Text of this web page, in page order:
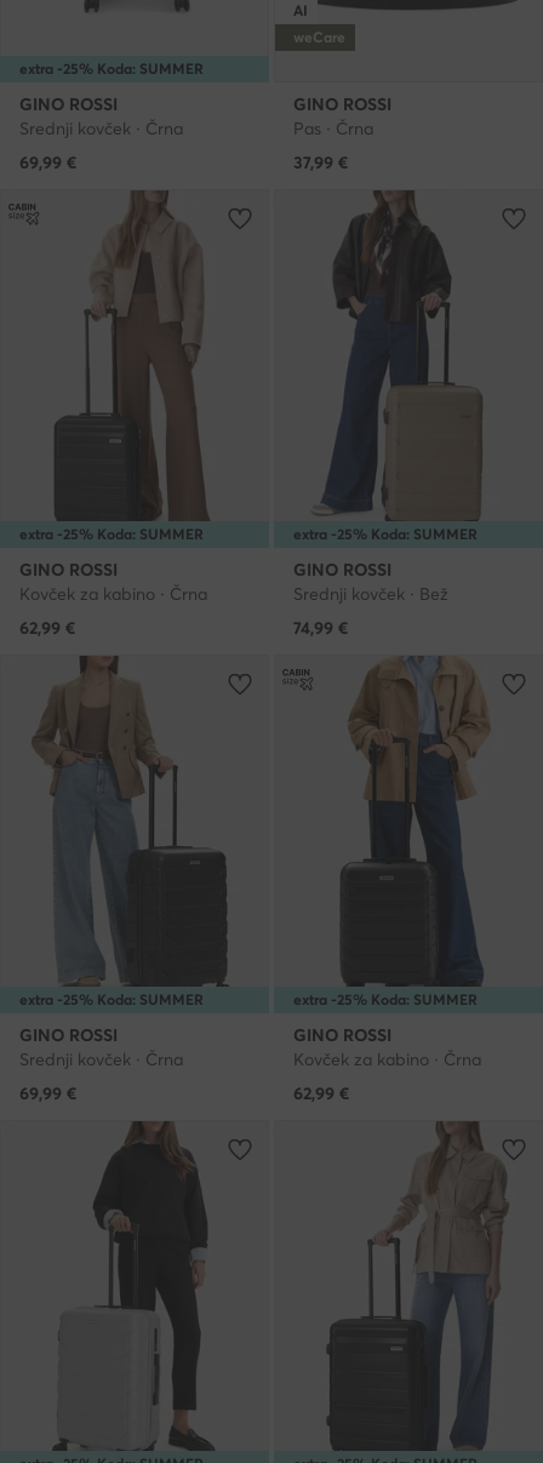
extra -25% Koda: SUMMER
GINO ROSSI
Srednji kovček · Črna
69,99 €
AI
weCare
GINO ROSSI
Pas · Črna
37,99 €
extra -25% Koda: SUMMER
GINO ROSSI
Kovček za kabino · Črna
62,99 €
extra -25% Koda: SUMMER
GINO ROSSI
Srednji kovček · Bež
74,99 €
extra -25% Koda: SUMMER
GINO ROSSI
Srednji kovček · Črna
69,99 €
extra -25% Koda: SUMMER
GINO ROSSI
Kovček za kabino · Črna
62,99 €